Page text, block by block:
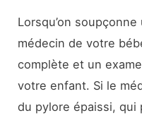
Lorsqu’on
médecin de votre
complète et un
votre enfant. Si le
du pylore épaissi, qui